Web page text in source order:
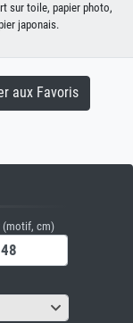
sur toile, papier photo,
japonais.
aux Favoris
(motif, cm)